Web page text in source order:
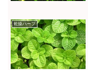
乾燥ハーブ